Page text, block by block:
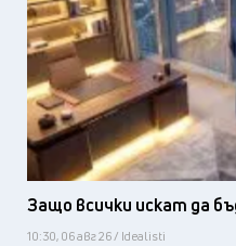
Защо всички искат да
10:30, 06 авг 26 / Idealisti